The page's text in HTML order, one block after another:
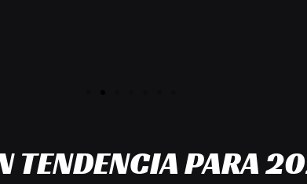
TENDENCIA PARA